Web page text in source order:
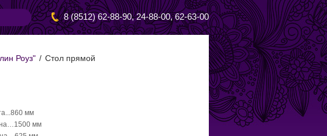
8 (8512) 62-88-90, 24-88-00, 62-63-00
Роуз" / Стол прямой
мм
мм